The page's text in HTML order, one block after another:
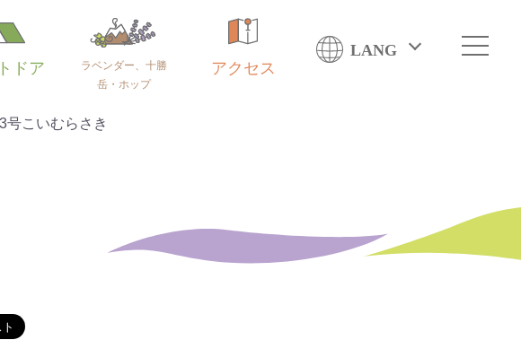
ドア
ラベンダー、十勝
岳・ホップ
アクセス
LANG
号こいむらさき